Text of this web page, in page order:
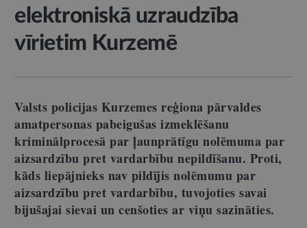
elektroniskā uzraudzība
vīrietim Kurzemē
Valsts policijas Kurzemes reģiona pārvaldes
amatpersonas pabeigušas izmeklēšanu
kriminālprocesā par ļaunprātīgu nolēmuma par
aizsardzību pret vardarbību nepildīšanu. Proti,
kāds liepājnieks nav pildījis nolēmumu par
aizsardzību pret vardarbību, tuvojoties savai
bijušajai sievai un cenšoties ar viņu sazināties.